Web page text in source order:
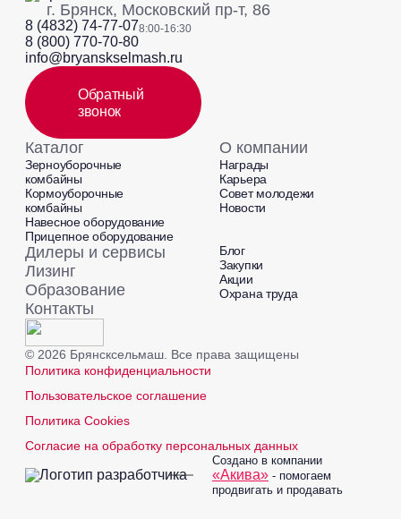
г. Брянск, Московский пр-т, 86
8 (4832) 74-77-078:00-16:30
8 (800) 770-70-80
info@bryanskselmash.ru
Обратный
звонок
Каталог
Зерноуборочные
комбайны
Кормоуборочные
комбайны
Навесное оборудование
Прицепное оборудование
О компании
Награды
Карьера
Совет молодежи
Новости
Блог
Закупки
Акции
Охрана труда
Дилеры и сервисы
Лизинг
Образование
Контакты
© 2026 Брянсксельмаш. Все права защищены
Политика конфиденциальности
Пользовательское соглашение
Политика Cookies
Согласие на обработку персональных данных
Создано в компании
«Акива»- помогаем
продвигать и продавать